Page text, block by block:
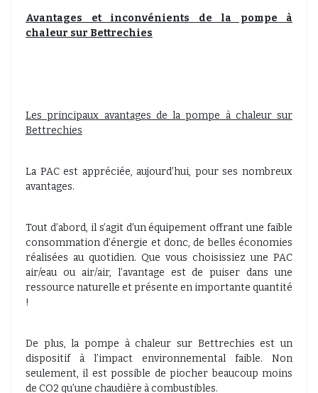
Avantages et inconvénients de la pompe à
chaleur sur Bettrechies
Les principaux avantages de la pompe à chaleur sur
Bettrechies
La PAC est appréciée, aujourd’hui, pour ses nombreux
avantages.
Tout d’abord, il s’agit d’un équipement offrant une faible
consommation d’énergie et donc, de belles économies
réalisées au quotidien. Que vous choisissiez une PAC
air/eau ou air/air, l’avantage est de puiser dans une
ressource naturelle et présente en importante quantité
!
De plus, la pompe à chaleur sur Bettrechies est un
dispositif à l’impact environnemental faible. Non
seulement, il est possible de piocher beaucoup moins
de CO2 qu’une chaudière à combustibles.